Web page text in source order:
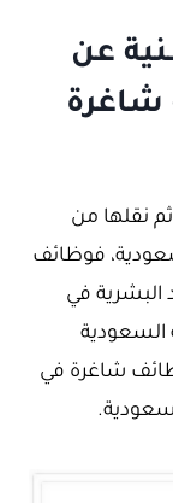
عن
شاغرة
نقلها من
فوظائف
البشرية في
السعودية
شاغرة في